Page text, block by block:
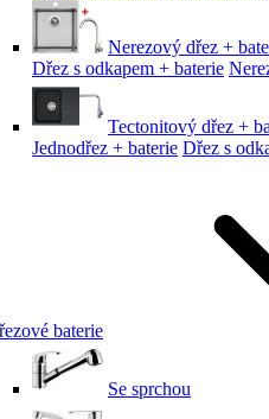
Nerezový dřez +
Dřez s odkapem + baterie
Tectonitový dřez +
Jednodřez + baterie Dřez s
baterie
Se sprchou